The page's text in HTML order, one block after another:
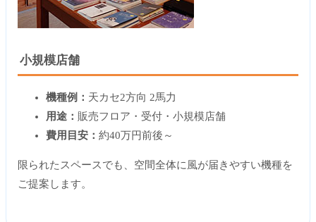
小規模店舗
機種例： 天カセ2方向 2馬力
用途： 販売フロア・受付・小規模店舗
費用目安： 約40万円前後～
限られたスペースでも、空間全体に風が届きやすい機種を
ご提案します。